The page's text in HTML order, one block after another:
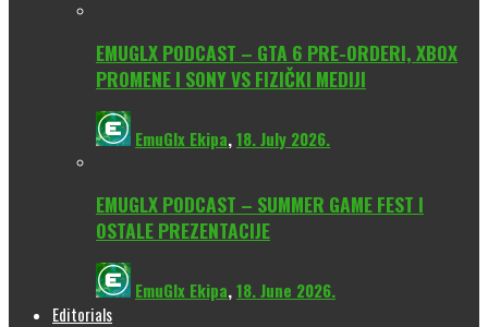
EMUGLX PODCAST – GTA 6 PRE-ORDERI, XBOX
PROMENE I SONY VS FIZIČKI MEDIJI
EmuGlx Ekipa,18. July 2026.
EMUGLX PODCAST – SUMMER GAME FEST I
OSTALE PREZENTACIJE
EmuGlx Ekipa,18. June 2026.
Editorials